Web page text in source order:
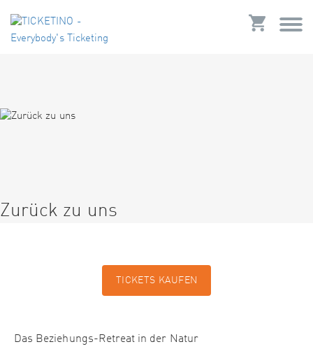
Zurück zu uns
TICKETS KAUFEN
Das Beziehungs-Retreat in der Natur